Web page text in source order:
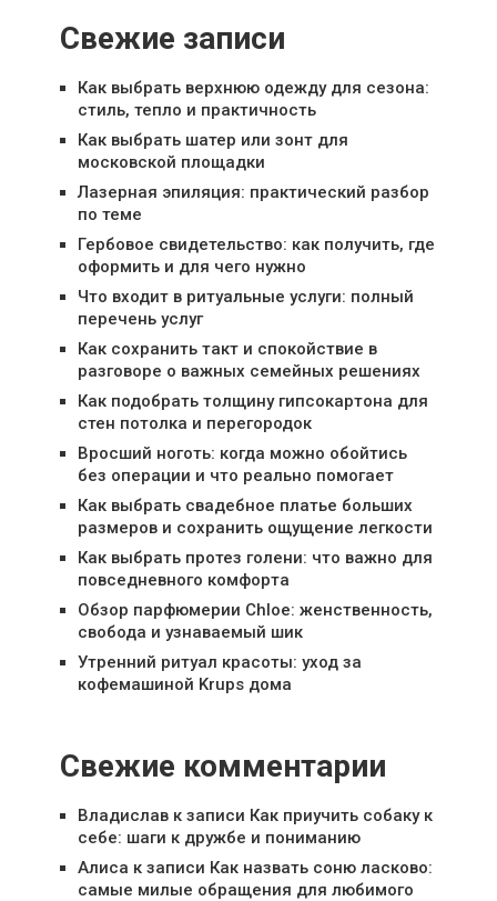
Свежие записи
Как выбрать верхнюю одежду для сезона:
стиль, тепло и практичность
Как выбрать шатер или зонт для
московской площадки
Лазерная эпиляция: практический разбор
по теме
Гербовое свидетельство: как получить, где
оформить и для чего нужно
Что входит в ритуальные услуги: полный
перечень услуг
Как сохранить такт и спокойствие в
разговоре о важных семейных решениях
Как подобрать толщину гипсокартона для
стен потолка и перегородок
Вросший ноготь: когда можно обойтись
без операции и что реально помогает
Как выбрать свадебное платье больших
размеров и сохранить ощущение легкости
Как выбрать протез голени: что важно для
повседневного комфорта
Обзор парфюмерии Chloe: женственность,
свобода и узнаваемый шик
Утренний ритуал красоты: уход за
кофемашиной Krups дома
Свежие комментарии
Владиславк записи Как приучить собаку к
себе: шаги к дружбе и пониманию
Алиса к записи Как назвать соню ласково:
самые милые обращения для любимого